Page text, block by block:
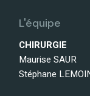
L'équipe
CHIRURGIE
Maurise SAUR
Stéphane